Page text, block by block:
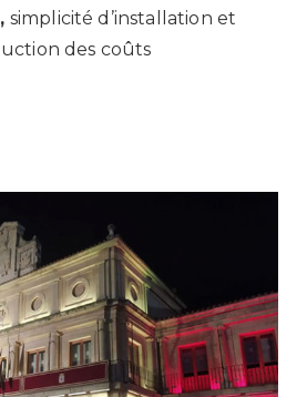
simplicité d’installation et
des coûts